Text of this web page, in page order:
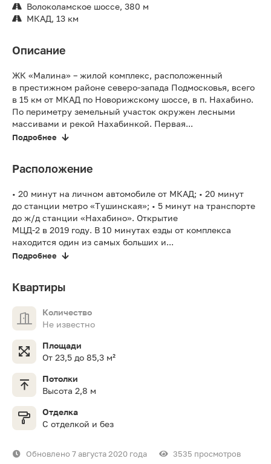
Волоколамское шоссе, 380 м
МКАД, 13 км
Описание
ЖК «Малина» – жилой комплекс, расположенный
в престижном районе северо-запада Подмосковья, всего
в 15 км от МКАД по Новорижскому шоссе, в п. Нахабино.
По периметру земельный участок окружен лесными
массивами и рекой Нахабинкой. Первая...
Подробнее
Расположение
• 20 минут на личном автомобиле от МКАД; • 20 минут
до станции метро «Тушинская»; • 5 минут на транспорте
до ж/д станции «Нахабино». Открытие
МЦД-2 в 2019 году. В 10 минутах езды от комплекса
находится один из самых больших и...
Подробнее
Квартиры
Количество
Не известно
Площади
От 23,5 до 85,3 м²
Потолки
Высота 2,8 м
Отделка
С отделкой и без
Обновлено 7 августа 2020 года 3535 просмотров